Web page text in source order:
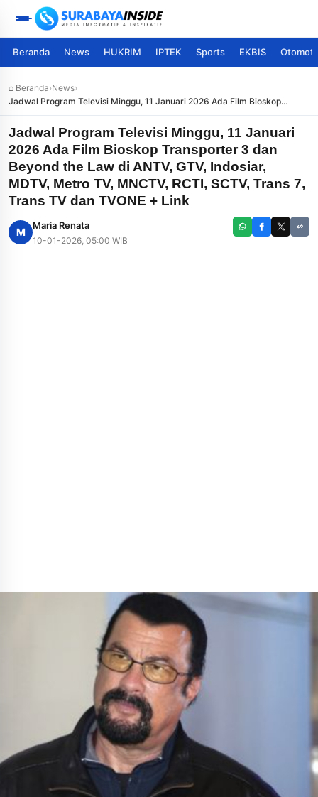
Beranda News HUKRIM IPTEK Sports EKBIS
⌂ Beranda›News›
Jadwal Program Televisi Minggu, 11 Januari 2026 Ada Film Bioskop
Transporter 3 dan Beyond the Law di ANTV, GTV, Indosiar, MDTV, Metro
TV, MNCTV, RCTI, SCTV, Trans 7, Trans TV dan TVONE + Link
Jadwal Program Televisi Minggu, 11 Januari
2026 Ada Film Bioskop Transporter 3 dan
Beyond the Law di ANTV, GTV, Indosiar,
MDTV, Metro TV, MNCTV, RCTI, SCTV, Trans 7,
Trans TV dan TVONE + Link
M
Maria Renata
10-01-2026, 05:00 WIB